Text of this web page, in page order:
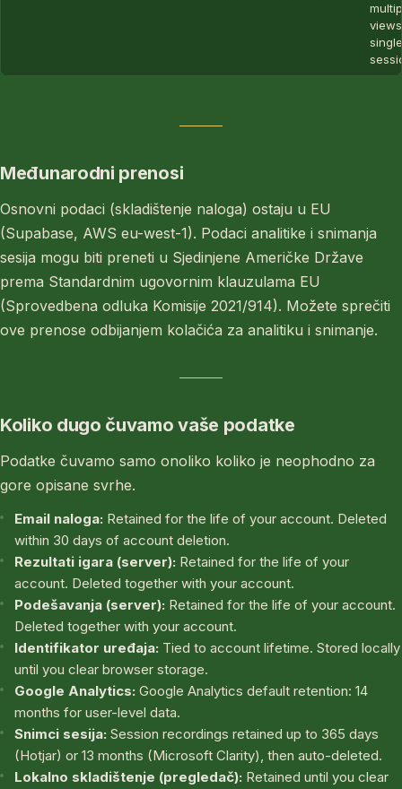
Međunarodni prenosi
Osnovni podaci (skladištenje naloga) ostaju u EU
(Supabase, AWS eu-west-1). Podaci analitike i snimanja
sesija mogu biti preneti u Sjedinjene Američke Države
prema Standardnim ugovornim klauzulama EU
(Sprovedbena odluka Komisije 2021/914). Možete sprečiti
ove prenose odbijanjem kolačića za analitiku i snimanje.
Koliko dugo čuvamo vaše podatke
Podatke čuvamo samo onoliko koliko je neophodno za
gore opisane svrhe.
Email naloga: Retained for the life of your account. Deleted
within 30 days of account deletion.
Rezultati igara (server): Retained for the life of your
account. Deleted together with your account.
Podešavanja (server): Retained for the life of your account.
Deleted together with your account.
Identifikator uređaja: Tied to account lifetime. Stored locally
until you clear browser storage.
Google Analytics: Google Analytics default retention: 14
months for user-level data.
Snimci sesija: Session recordings retained up to 365 days
(Hotjar) or 13 months (Microsoft Clarity), then auto-deleted.
Lokalno skladištenje (pregledač): Retained until you clear